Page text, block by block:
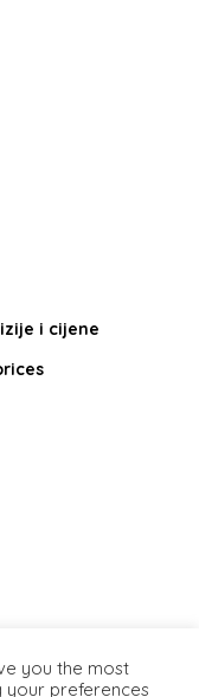
i cijene
you the most
your preferences